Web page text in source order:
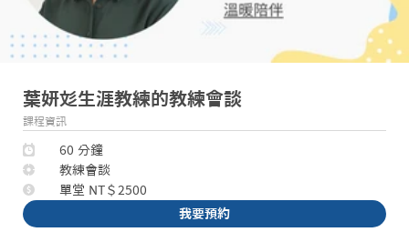
葉妍彣生涯教練的教練會談
課程資訊
60 分鐘
教練會談
單堂 NT＄2500
我要預約